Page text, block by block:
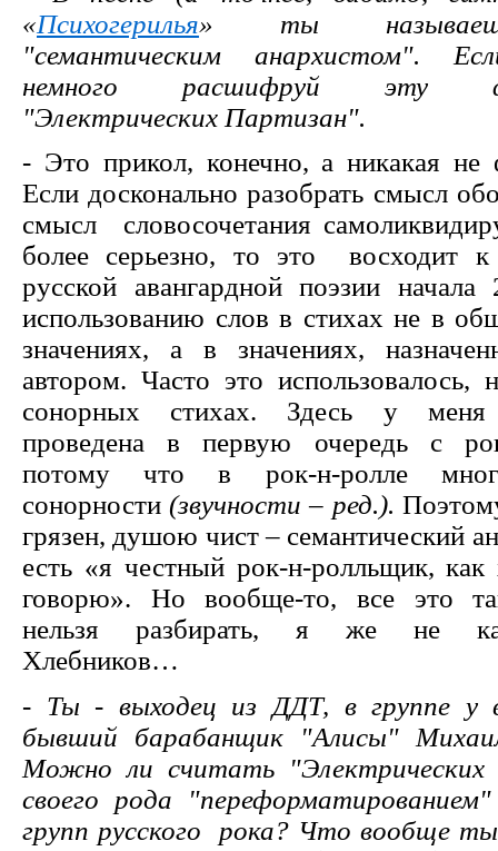
«Психогерилья» ты
"семантическим анархистом".
немного расшифруй эту
"Электрических Партизан".
- Это прикол, конечно, а никакая не
Если досконально разобрать смысл
смысл словосочетания
более серьезно, то это восходит к
русской авангардной поэзии
использованию слов в стихах не в
значениях, а в значениях,
автором. Часто это использовалось,
сонорных стихах. Здесь у меня
проведена в первую очередь с
потому что в рок-н-ролле
сонорности(звучности – ред.).
грязен, душою чист – семантический
есть «я честный рок-н-ролльщик, как
говорю». Но вообще-то, все это
нельзя разбирать, я же не
Хлебников…
- Ты - выходец из ДДТ, в группе у
бывший барабанщик "Алисы"
Можно ли считать "Электрических
своего рода "переформатированием"
групп русского рока? Что вообще